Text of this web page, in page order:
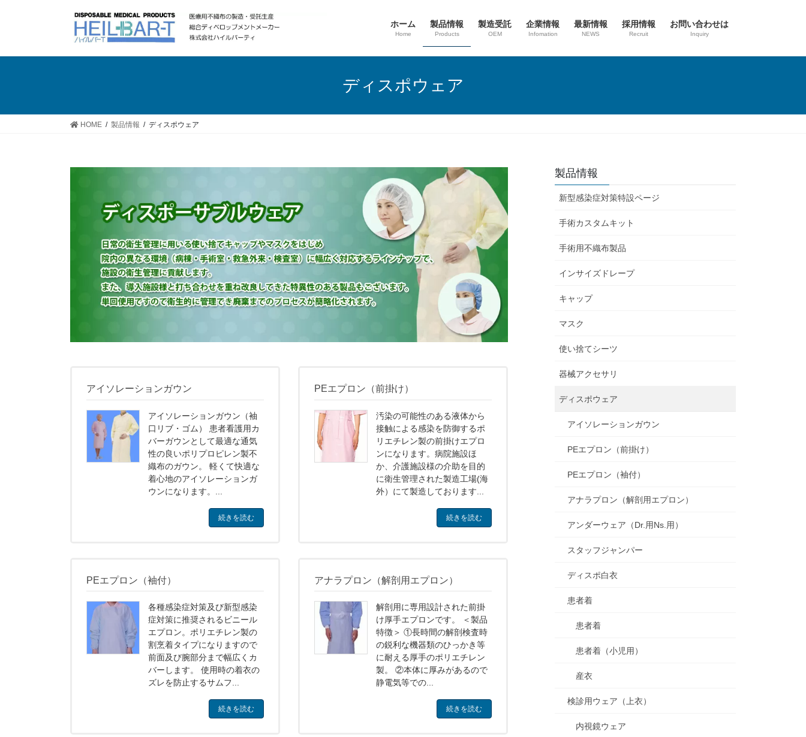
ホーム
Home
製品情報
Products
製造受託
OEM
企業情報
Infomation
最新情報
NEWS
採用情報
Recruit
お問い合わせは
Inquiry
ディスポウェア
HOME 製品情報 ディスポウェア
アイソレーションガウン
アイソレーションガウン（袖
口リブ・ゴム） 患者看護用カ
バーガウンとして最適な通気
性の良いポリプロピレン製不
織布のガウン。 軽くて快適な
着心地のアイソレーションガ
ウンになります。...
続きを読む
PEエプロン（前掛け）
汚染の可能性のある液体から
接触による感染を防御するポ
リエチレン製の前掛けエプロ
ンになります。病院施設ほ
か、介護施設様の介助を目的
に衛生管理された製造工場(海
外）にて製造しております...
続きを読む
PEエプロン（袖付）
各種感染症対策及び新型感染
症対策に推奨されるビニール
エプロン。ポリエチレン製の
割烹着タイプになりますので
前面及び腕部分まで幅広くカ
バーします。 使用時の着衣の
ズレを防止するサムフ...
続きを読む
アナラプロン（解剖用エプロン）
解剖用に専用設計された前掛
け厚手エプロンです。 ＜製品
特徴＞ ①長時間の解剖検査時
の鋭利な機器類のひっかき等
に耐える厚手のポリエチレン
製。 ②本体に厚みがあるので
静電気等での...
続きを読む
製品情報
新型感染症対策特設ページ
手術カスタムキット
手術用不織布製品
インサイズドレープ
キャップ
マスク
使い捨てシーツ
器械アクセサリ
ディスポウェア
アイソレーションガウン
PEエプロン（前掛け）
PEエプロン（袖付）
アナラプロン（解剖用エプロン）
アンダーウェア（Dr.用Ns.用）
スタッフジャンパー
ディスポ白衣
患者着
患者着
患者着（小児用）
産衣
検診用ウェア（上衣）
内視鏡ウェア